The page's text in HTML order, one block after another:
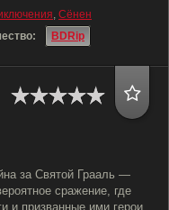
, Сёнен
BDRip
за Святой Грааль —
сражение, где
и призванные ими герои